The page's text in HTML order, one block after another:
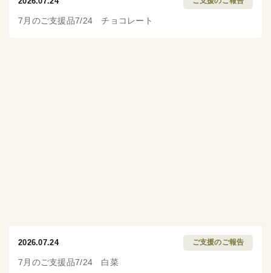
7月のご支援品7/24 チョコレート
2026.07.24 ご支援のご報告
7月のご支援品7/24 白菜